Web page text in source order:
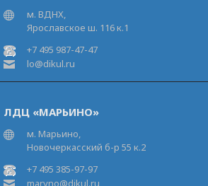
м. ВДНХ,
Ярославское ш. 116 к.1
+7 495 987-47-47
lo@dikul.ru
ЛДЦ «МАРЬИНО»
м. Марьино,
Новочеркасский б-р 55 к.2
+7 495 385-97-97
maryno@dikul.ru